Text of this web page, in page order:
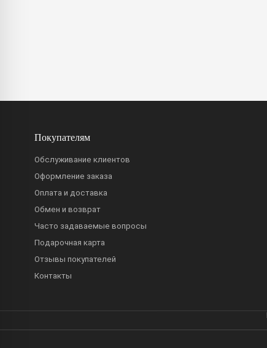
Покупателям
Обслуживание клиентов
Оформление заказа
Оплата и доставка
Обмен и возврат
Часто задаваемые вопросы
Подарочная карта
Отзывы покупателей
Контакты